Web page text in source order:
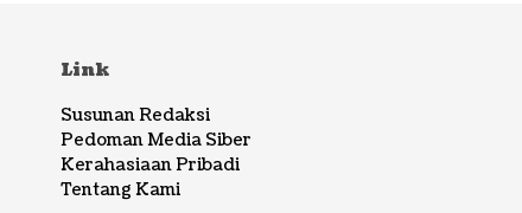
Link
Susunan Redaksi
Pedoman Media Siber
Kerahasiaan Pribadi
Tentang Kami